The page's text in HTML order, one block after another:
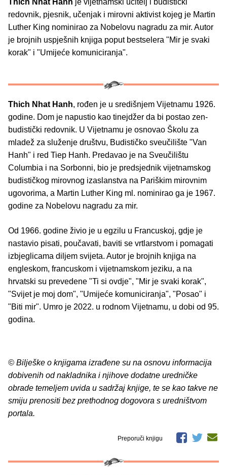
redovnik, pjesnik, učenjak i mirovni aktivist kojeg je Martin
Luther King nominirao za Nobelovu nagradu za mir. Autor
je brojnih uspješnih knjiga poput bestselera "Mir je svaki
korak" i "Umijeće komuniciranja".
Thich Nhat Hanh, rođen je u središnjem Vijetnamu 1926.
godine. Dom je napustio kao tinejdžer da bi postao zen-
budistički redovnik. U Vijetnamu je osnovao Školu za
mladež za služenje društvu, Budističko sveučilište "Van
Hanh" i red Tiep Hanh. Predavao je na Sveučilištu
Columbia i na Sorbonni, bio je predsjednik vijetnamskog
budističkog mirovnog izaslanstva na Pariškim mirovnim
ugovorima, a Martin Luther King ml. nominirao ga je 1967.
godine za Nobelovu nagradu za mir.
Od 1966. godine živio je u egzilu u Francuskoj, gdje je
nastavio pisati, poučavati, baviti se vrtlarstvom i pomagati
izbjeglicama diljem svijeta. Autor je brojnih knjiga na
engleskom, francuskom i vijetnamskom jeziku, a na
hrvatski su prevedene "Ti si ovdje", "Mir je svaki korak",
"Svijet je moj dom", "Umijeće komuniciranja", "Posao" i
"Biti mir". Umro je 2022. u rodnom Vijetnamu, u dobi od 95.
godina.
© Bilješke o knjigama izrađene su na osnovu informacija
dobivenih od nakladnika i njihove dodatne uredničke
obrade temeljem uvida u sadržaj knjige, te se kao takve ne
smiju prenositi bez prethodnog dogovora s uredništvom
portala.
Preporuči knjigu